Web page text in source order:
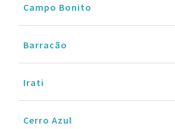
Campo Bonito
Barracão
Irati
Cerro Azul